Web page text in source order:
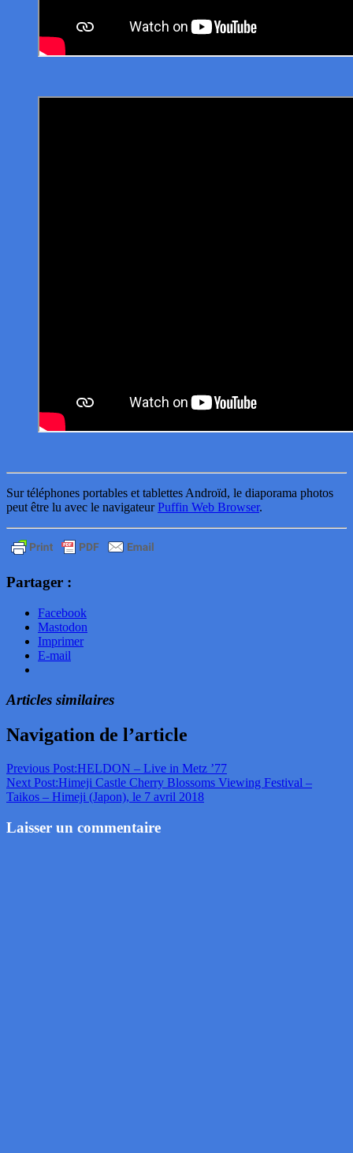
Sur téléphones portables et tablettes Androïd, le diaporama photos
peut être lu avec le navigateurPuffin Web Browser.
Partager :
Facebook
Mastodon
Imprimer
E-mail
Articles similaires
Navigation de l’article
Previous Post:HELDON – Live in Metz ’77
Next Post:Himeji Castle Cherry Blossoms Viewing Festival –
Taikos – Himeji (Japon), le 7 avril 2018
Laisser un commentaire